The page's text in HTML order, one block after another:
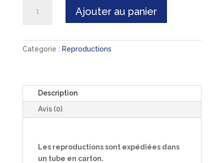
Ajouter au panier
Catégorie : Reproductions
Description
Avis (0)
Les reproductions sont expédiées dans
un tube en carton.